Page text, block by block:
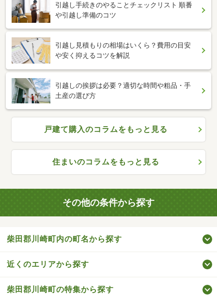
引越し手続きのやることチェックリスト 順番
や引越し準備のコツ
引越し見積もりの相場はいくら？費用の目安
や安く抑えるコツを解説
引越しの挨拶は必要？適切な時間や粗品・手
土産の選び方
戸建て購入のコラムをもっと見る
住まいのコラムをもっと見る
その他の条件から探す
柴田郡川崎町内の町名から探す
近くのエリアから探す
柴田郡川崎町の特集から探す